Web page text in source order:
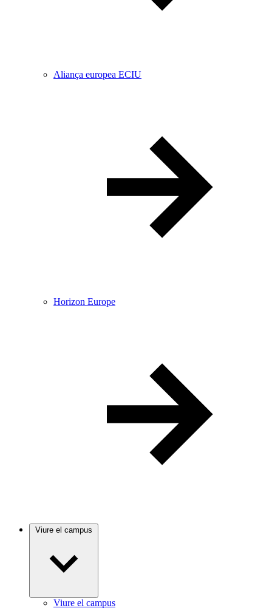
Aliança europea ECIU
Horizon Europe
Viure el campus
Viure el campus